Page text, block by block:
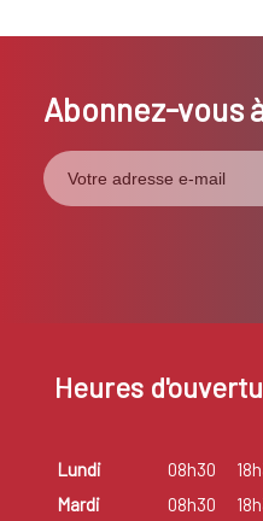
Abonnez-vous
Heures
Lundi 08h30
Mardi
08h30